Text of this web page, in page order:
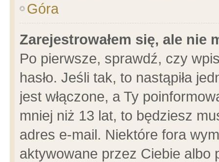
Góra
Zarejestrowałem się, ale nie
Po pierwsze, sprawdź, czy
hasło. Jeśli tak, to nastąpiła
jest włączone, a Ty
mniej niż 13 lat, to będziesz
adres e-mail. Niektóre fora
aktywowane przez Ciebie albo